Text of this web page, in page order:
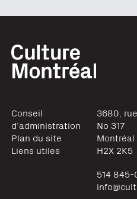
Conseil
d’administration
Plan du site
Liens utiles
3680,
No 317
Montréal
H2X 2K5
514